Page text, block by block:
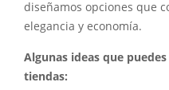
diseñamos opciones que
elegancia y economía.
Algunas ideas que
tiendas: